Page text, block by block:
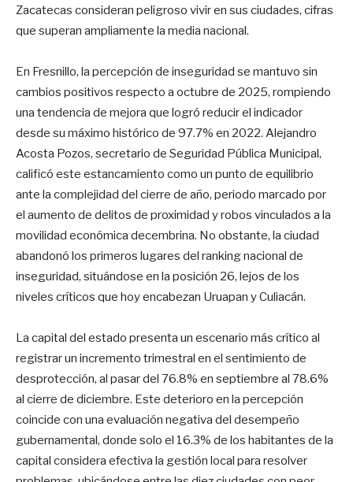
Zacatecas consideran peligroso vivir en sus ciudades, cifras
que superan ampliamente la media nacional.
En Fresnillo, la percepción de inseguridad se mantuvo sin
cambios positivos respecto a octubre de 2025, rompiendo
una tendencia de mejora que logró reducir el indicador
desde su máximo histórico de 97.7% en 2022. Alejandro
Acosta Pozos, secretario de Seguridad Pública Municipal,
calificó este estancamiento como un punto de equilibrio
ante la complejidad del cierre de año, periodo marcado por
el aumento de delitos de proximidad y robos vinculados a la
movilidad económica decembrina. No obstante, la ciudad
abandonó los primeros lugares del ranking nacional de
inseguridad, situándose en la posición 26, lejos de los
niveles críticos que hoy encabezan Uruapan y Culiacán.
La capital del estado presenta un escenario más crítico al
registrar un incremento trimestral en el sentimiento de
desprotección, al pasar del 76.8% en septiembre al 78.6%
al cierre de diciembre. Este deterioro en la percepción
coincide con una evaluación negativa del desempeño
gubernamental, donde solo el 16.3% de los habitantes de la
capital considera efectiva la gestión local para resolver